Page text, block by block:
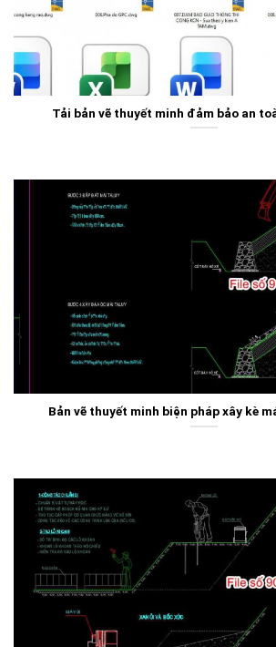
Tải bản vẽ thuyết minh đảm bảo an
Bản vẽ thuyết minh biện pháp xây kè